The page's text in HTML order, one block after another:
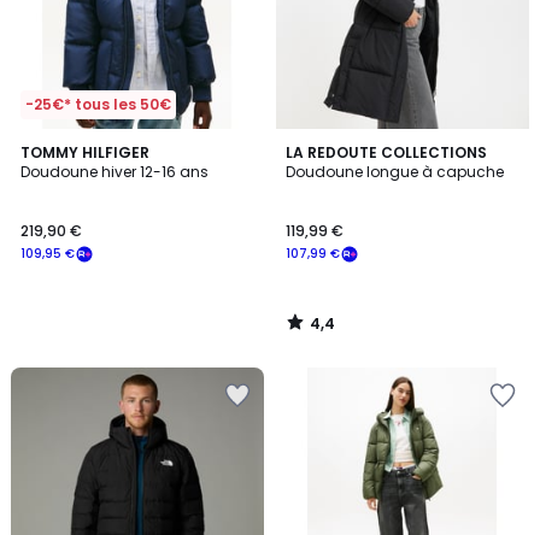
-25€* tous les 50€
TOMMY HILFIGER
Doudoune hiver 12-16 ans
109,95 €
219,90 €
LA REDOUTE COLLECTIONS
Doudoune longue à capuche
107,99 €
119,99 €
4,4
/ 5
4,4
/